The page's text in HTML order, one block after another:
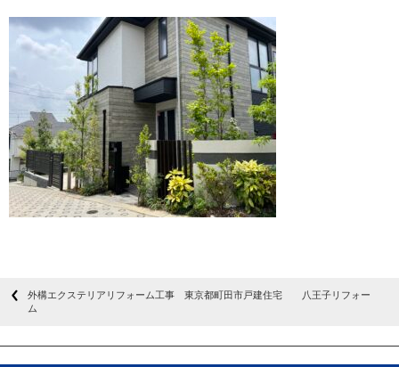
外構エクステリアリフォーム工事 東京都町田市戸建住宅 八王子リフォー
ム